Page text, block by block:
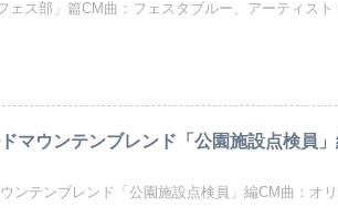
ェス部」篇CM曲：フェスタブルー、アーティスト
マウンテンブレンド「公園施設点検員
ンテンブレンド「公園施設点検員」編CM曲：オ